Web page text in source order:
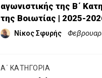
αγωνιστικής της Β΄
της Βοιωτίας | 2025-
Νίκος Σφυρής
Α΄ ΚΑΤΗΓΟΡΙΑ